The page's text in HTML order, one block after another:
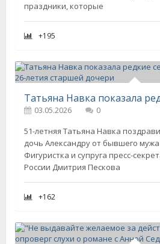
праздники, которые
+195
03.05.2026
0
51-летняя Татьяна Навка
дочь Александру от бывшего
Фигуристка и супруга пресс-
России Дмитрия Пескова
+162